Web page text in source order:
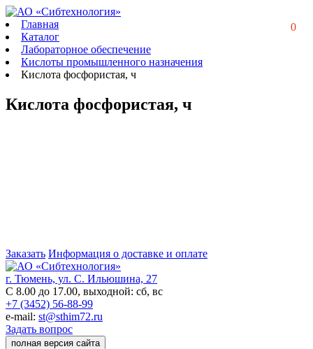
0
Главная
Каталог
Лабораторное обеспечение
Кислоты промышленного назначения
Кислота фосфористая, ч
Кислота фосфористая, ч
Заказать Информация о доставке и оплате
г. Тюмень, ул. С. Ильюшина, 27
С 8.00 до 17.00, выходной: сб, вс
+7 (3452) 56-88-99
e-mail: st@sthim72.ru
Задать вопрос
полная версия сайта